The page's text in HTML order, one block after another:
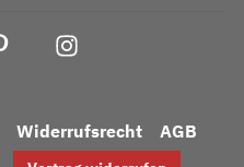
Widerrufsrecht
AGB